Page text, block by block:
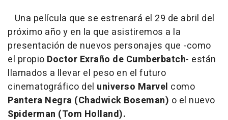
Una película que se estrenará el 29 de abril del
próximo año y en la que asistiremos a la
presentación de nuevos personajes que -como
el propio Doctor Exraño de Cumberbatch- están
llamados a llevar el peso en el futuro
cinematográfico del universo Marvel como
Pantera Negra (Chadwick Boseman) o el nuevo
Spiderman (Tom Holland).